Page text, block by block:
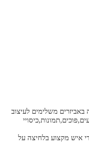
2004 מתמחה באביזרים משלימים לעיצוב
איש מקצוע בלחיצה על